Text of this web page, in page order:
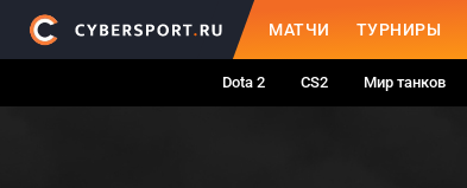
МАТЧИ ТУРНИРЫ
Dota 2 CS2 Мир танков